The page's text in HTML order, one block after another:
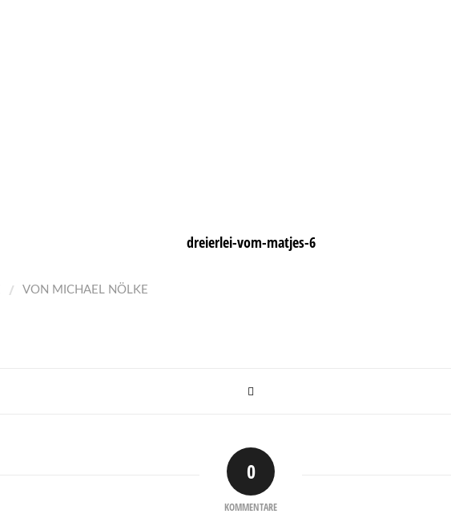
dreierlei-vom-matjes-6
/ VON MICHAEL NÖLKE
0
KOMMENTARE